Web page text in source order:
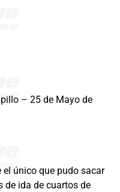
– 25 de Mayo de
único que pudo sacar
de ida de cuartos de